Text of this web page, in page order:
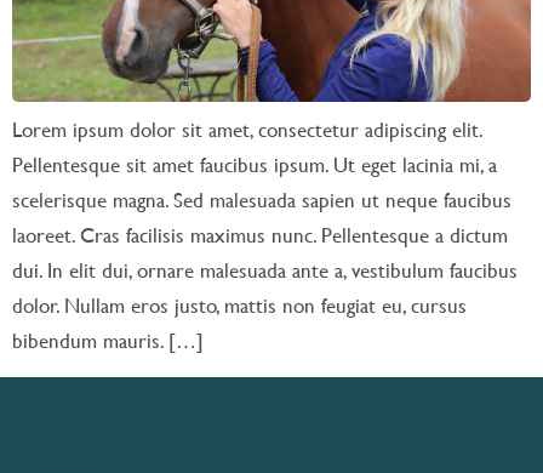
Lorem ipsum dolor sit amet, consectetur adipiscing elit.
Pellentesque sit amet faucibus ipsum. Ut eget lacinia mi, a
scelerisque magna. Sed malesuada sapien ut neque faucibus
laoreet. Cras facilisis maximus nunc. Pellentesque a dictum
dui. In elit dui, ornare malesuada ante a, vestibulum faucibus
dolor. Nullam eros justo, mattis non feugiat eu, cursus
bibendum mauris. […]